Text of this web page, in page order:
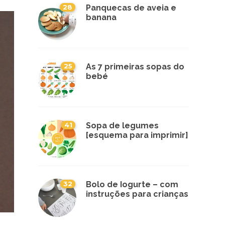
28
Panquecas de aveia e
banana
25
As 7 primeiras sopas do
bebé
41
Sopa de legumes
[esquema para imprimir]
32
Bolo de Iogurte – com
instruções para crianças